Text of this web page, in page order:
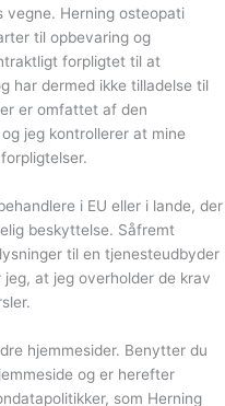
vegne. Herning osteopati
til opbevaring og
forpligtet til at
har dermed ikke tilladelse til
er omfattet af den
jeg kontrollerer at mine
i EU eller i lande, der
beskyttelse. Såfremt
til en tjenesteudbyder
at jeg overholder de krav
hjemmesider. Benytter du
og er herefter
som Herning